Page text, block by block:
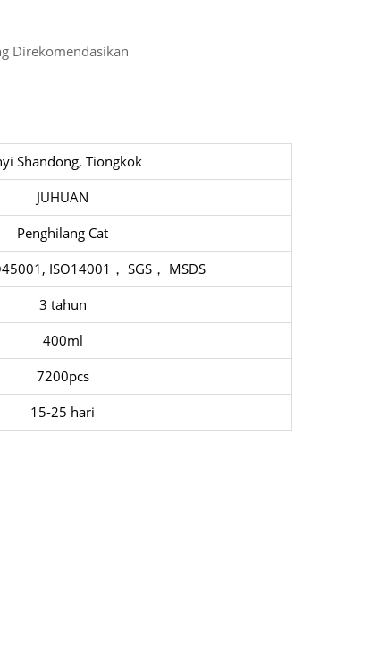
Direkomendasikan
Shandong, Tiongkok
JUHUAN
Penghilang Cat
ISO14001， SGS， MSDS
3 tahun
400ml
7200pcs
15-25 hari